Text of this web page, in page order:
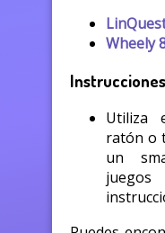
Wheely
Utiliza
ratón o
un